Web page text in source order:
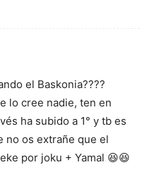
el Baskonia????
lo cree nadie, ten en
ha subido a 1° y tb es
no os extrañe que el
por joku + Yamal 😆😆